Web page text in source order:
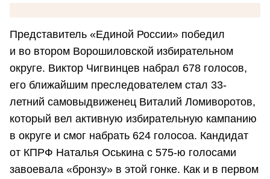
Представитель «Единой России» победил
и во втором Ворошиловской избирательном
округе. Виктор Чигвинцев набрал 678 голосов,
его ближайшим преследователем стал 33-
летний самовыдвиженец Виталий Ломиворотов,
который вел активную избирательную кампанию
в округе и смог набрать 624 голосоа. Кандидат
от КПРФ Наталья Оськина с 575-ю голосами
завоевала «бронзу» в этой гонке. Как и в первом